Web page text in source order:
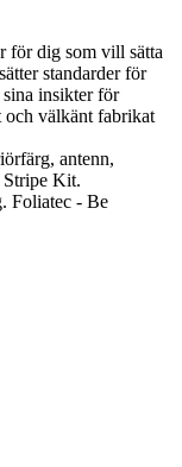
för dig som vill sätta
standarder för
insikter för
och välkänt fabrikat
antenn,
Stripe Kit.
Foliatec - Be